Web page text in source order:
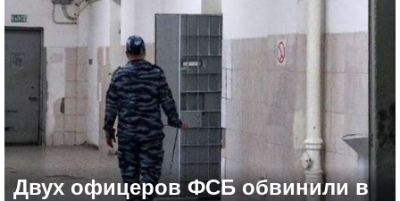
+4
Двух офицеров ФСБ обвинили в